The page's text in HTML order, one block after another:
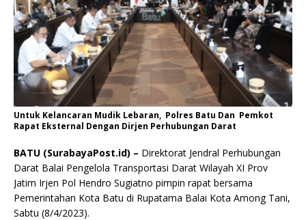
Untuk Kelancaran Mudik Lebaran, Polres Batu Dan Pemkot
Rapat Eksternal Dengan Dirjen Perhubungan Darat
BATU (SurabayaPost.id) – Direktorat Jendral Perhubungan
Darat Balai Pengelola Transportasi Darat Wilayah XI Prov
Jatim Irjen Pol Hendro Sugiatno pimpin rapat bersama
Pemerintahan Kota Batu di Rupatama Balai Kota Among Tani,
Sabtu (8/4/2023).